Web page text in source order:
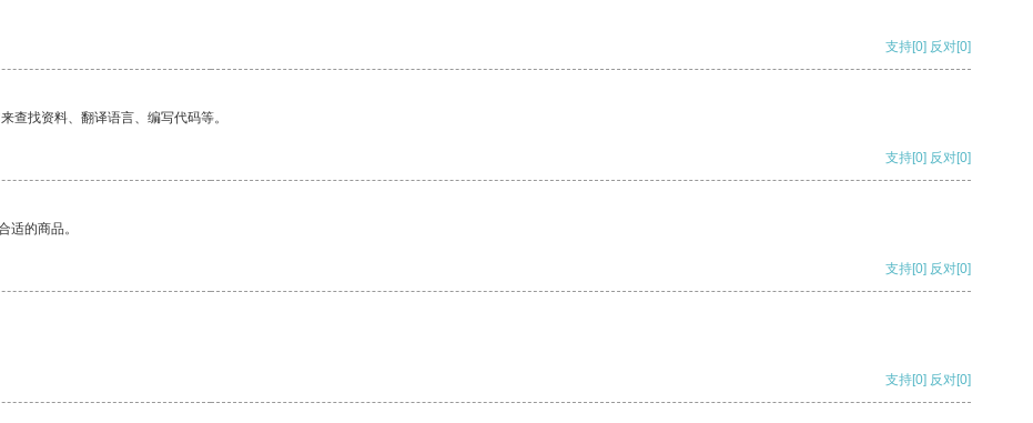
支持[0] 反对[0]
查找资料、翻译语言、编写代码等。
支持[0] 反对[0]
适的商品。
支持[0] 反对[0]
支持[0] 反对[0]